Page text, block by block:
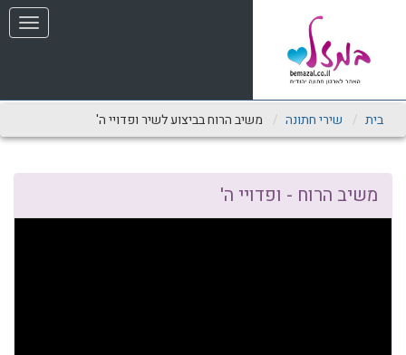
מַעֲרֶכֶת
בִּקְלִיק
לִנְגִישׁוּת
הָאֲתָר.
תפריט
בית שירי חתונה משיב הרוח בביצוע לשיר ופדויי ה'
משיב הרוח - ופדויי ה'